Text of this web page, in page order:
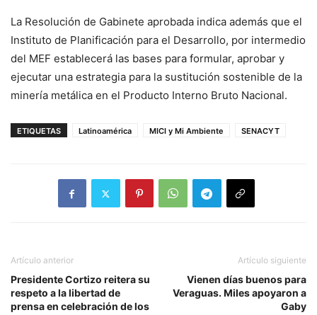
La Resolución de Gabinete aprobada indica además que el
Instituto de Planificación para el Desarrollo, por intermedio
del MEF establecerá las bases para formular, aprobar y
ejecutar una estrategia para la sustitución sostenible de la
minería metálica en el Producto Interno Bruto Nacional.
ETIQUETAS Latinoamérica MICI y Mi Ambiente SENACYT
Artículo anterior
Presidente Cortizo reitera su
respeto a la libertad de
prensa en celebración de los
Artículo siguiente
Vienen días buenos para
Veraguas. Miles apoyaron a
Gaby